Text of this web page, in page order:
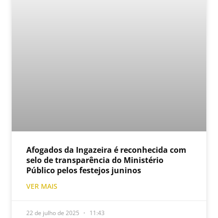
Afogados da Ingazeira é reconhecida com
selo de transparência do Ministério
Público pelos festejos juninos
VER MAIS
22 de julho de 2025 11:43